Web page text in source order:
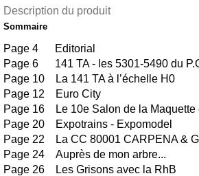
Description du produit
Sommaire
Page 4 Editorial
Page 6 141 TA - les 5301-5490 du
Page 10 La 141 TA à l’échelle H0
Page 12 Euro City
Page 16 Le 10e Salon de la Maquette
Page 20 Expotrains - Expomodel
Page 22 La CC 80001 CARPENA &
Page 24 Auprès de mon arbre...
Page 26 Les Grisons avec la RhB